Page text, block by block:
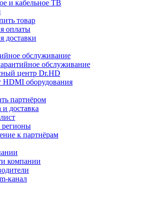
и кабельное ТВ
товар
оплаты
доставки
обслуживание
обслуживание
центр Dr.HD
HDMI оборудования
партнёром
доставка
регионы
к партнёрам
компании
канал